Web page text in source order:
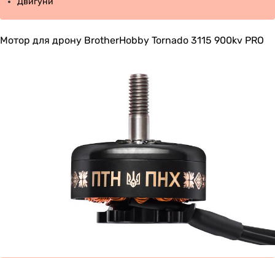
Мотор для дрону BrotherHobby Tornado 3115 900kv PRO